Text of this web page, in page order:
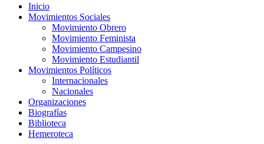
Inicio
Movimientos Sociales
Movimiento Obrero
Movimiento Feminista
Movimiento Campesino
Movimiento Estudiantil
Movimientos Políticos
Internacionales
Nacionales
Organizaciones
Biografías
Biblioteca
Hemeroteca